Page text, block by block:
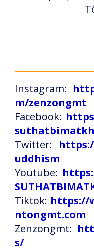
Instagram:
m/zenzongmt
Facebook:
Twitter:
uddhism
Youtube:
Tiktok: https://
ntongmt.com
Zenzongmt:
s/